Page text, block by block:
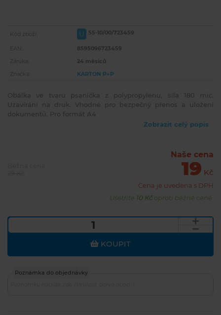
Kód zboží: U 55-10/00/723459
EAN:
8595096723459
Záruka:
24 měsíců
Značka:
KARTON P+P
Obálka ve tvaru psaníčka z polypropylenu, síla 180 mic.
Uzavírání na druk. Vhodné pro bezpečný přenos a uložení
dokumentů. Pro formát A4
Zobrazit celý popis
Naše cena
19 Kč
Cena je uvedena s DPH
Ušetříte 10 Kčoproti běžné ceně.
KOUPIT
Poznámka do objednávky